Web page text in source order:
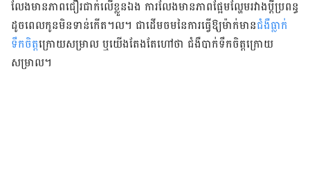
លែងមានភាពជឿរជាក់លើខ្លួនឯង ការលែងមានភាព​ផ្អែមល្ហែម​រវាងប្តីប្រពន្ធ​
ដូចពេល​កូន​មិនទាន់កើត។ល។ ជាដើម​ចមនៃការធ្វើឱ្យម៉ាក់មាន​ជំងឺធ្លាក់
ទឹកចិត្តក្រោយសម្រាល ​ឬយើង​តែង​តែ​ហៅថា ជំងឺបាក់ទឹកចិត្តក្រោយ
សម្រាល។